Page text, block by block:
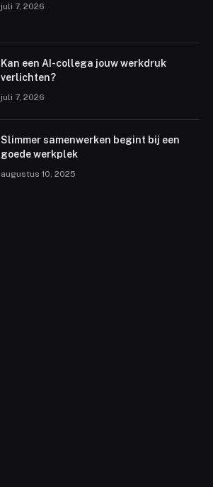
juli 7, 2026
Kan een AI-collega jouw werkdruk
verlichten?
juli 7, 2026
Slimmer samenwerken begint bij een
goede werkplek
augustus 10, 2025